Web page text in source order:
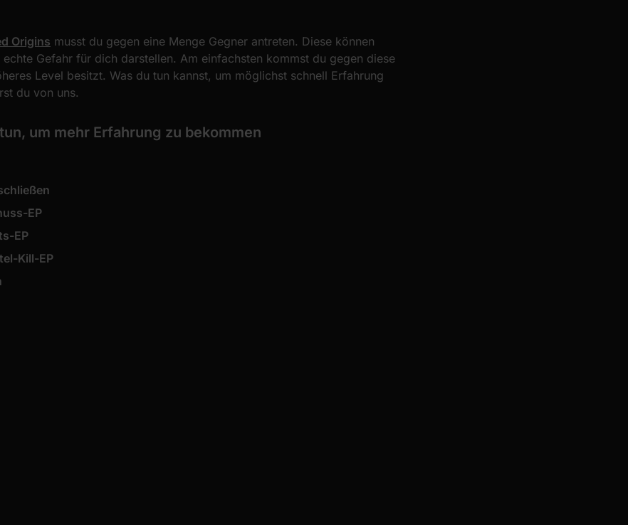
Origins musst du gegen eine Menge Gegner antreten. Diese können
echte Gefahr für dich darstellen. Am einfachsten kommst du gegen diese
Level besitzt. Was du tun kannst, um möglichst schnell Erfahrung
du von uns.
um mehr Erfahrung zu bekommen
EP
EP
Kill-EP